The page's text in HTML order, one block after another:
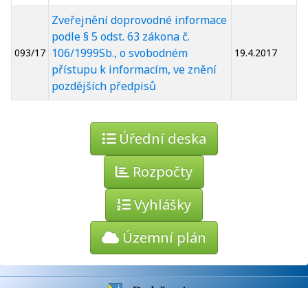
093/17
Zveřejnění doprovodné informace
podle § 5 odst. 63 zákona č.
106/1999Sb., o svobodném
přístupu k informacím, ve znění
pozdějších předpisů
19.4.2017
Úřední deska
Rozpočty
Vyhlášky
Územní plán